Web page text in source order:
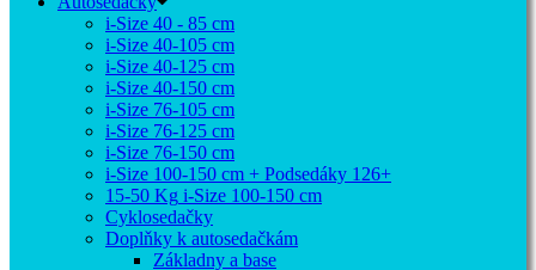
i-Size 40 - 85 cm
i-Size 40-105 cm
i-Size 40-125 cm
i-Size 40-150 cm
i-Size 76-105 cm
i-Size 76-125 cm
i-Size 76-150 cm
i-Size 100-150 cm + Podsedáky 126+
15-50 Kg i-Size 100-150 cm
Cyklosedačky
Doplňky k autosedačkám
Základny a base